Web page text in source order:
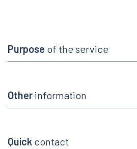
Purpose of the service
Other information
Quick contact